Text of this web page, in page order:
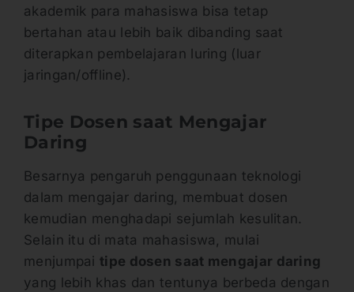
akademik para mahasiswa bisa tetap
bertahan atau lebih baik dibanding saat
diterapkan pembelajaran luring (luar
jaringan/offline).
Tipe Dosen saat Mengajar
Daring
Besarnya pengaruh penggunaan teknologi
dalam mengajar daring, membuat dosen
kemudian menghadapi sejumlah kesulitan.
Selain itu di mata mahasiswa, mulai
menjumpaitipe dosen saat mengajar daring
yang lebih khas dan tentunya berbeda dengan